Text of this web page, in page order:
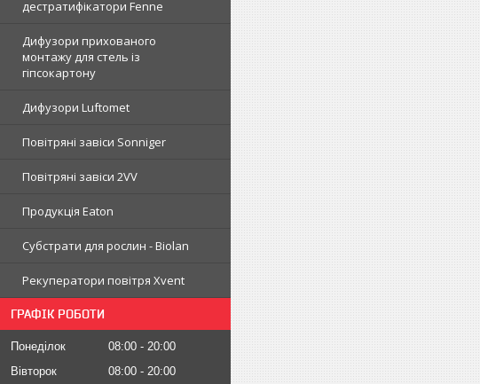
дестратифікатори Fenne
Дифузори прихованого
монтажу для стель із
гіпсокартону
Дифузори Luftomet
Повітряні завіси Sonniger
Повітряні завіси 2VV
Продукція Eaton
Субстрати для рослин - Biolan
Рекуператори повітря Xvent
ГРАФІК РОБОТИ
Понеділок 08:00
20:00
Вівторок
08:00 20:00